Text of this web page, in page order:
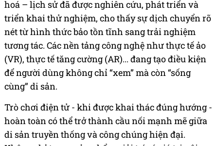
hoá – lịch sử đã được nghiên cứu, phát triển và
triển khai thử nghiệm, cho thấy sự dịch chuyển rõ
nét từ hình thức bảo tồn tĩnh sang trải nghiệm
tương tác. Các nền tảng công nghệ như thực tế ảo
(VR), thực tế tăng cường (AR)... đang tạo điều kiện
để người dùng không chỉ “xem” mà còn “sống
cùng” di sản.
Trò chơi điện tử - khi được khai thác đúng hướng -
hoàn toàn có thể trở thành cầu nối mạnh mẽ giữa
di sản truyền thống và công chúng hiện đại.